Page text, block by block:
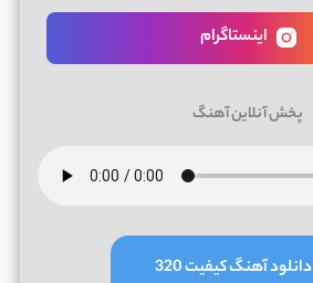
اینستاگرام
پخش آنلاین آهنگ
دانلود آهنگ کیفیت 320